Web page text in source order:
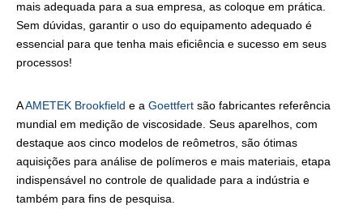
mais adequada para a sua empresa, as coloque em prática.
Sem dúvidas, garantir o uso do equipamento adequado é
essencial para que tenha mais eficiência e sucesso em seus
processos!
AAMETEK Brookfield e a Goettfert são fabricantes referência
mundial em medição de viscosidade. Seus aparelhos, com
destaque aos cinco modelos de reômetros, são ótimas
aquisições para análise de polímeros e mais materiais, etapa
indispensável no controle de qualidade para a indústria e
também para fins de pesquisa.